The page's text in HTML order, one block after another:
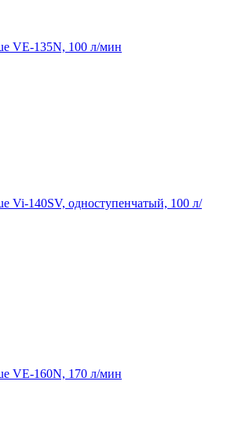
VE-135N, 100 л/мин
Vi-140SV, одноступенчатый, 100 л/
VE-160N, 170 л/мин